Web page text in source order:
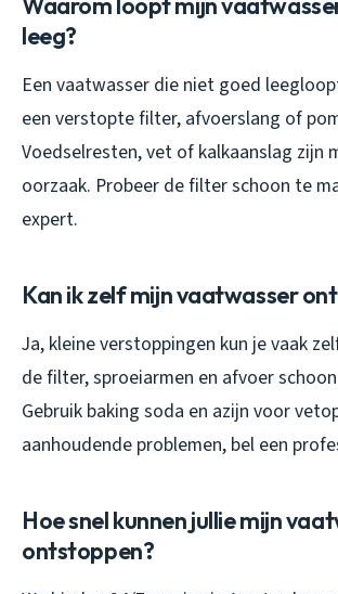
leeg?
Een vaatwasser die niet goed
een verstopte filter, afvoerslang of
Voedselresten, vet of kalkaanslag zijn
oorzaak. Probeer de filter schoon te
expert.
Kan ik zelf mijn vaatwasser
Ja, kleine verstoppingen kun je vaak
de filter, sproeiarmen en afvoer
Gebruik baking soda en azijn voor
aanhoudende problemen, bel een
Hoe snel kunnen jullie mijn
ontstoppen?